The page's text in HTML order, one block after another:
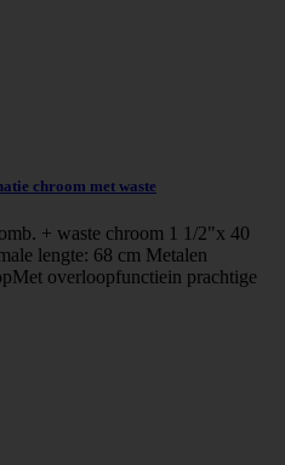
chroom met waste
+ waste chroom 1 1/2"x 40
lengte: 68 cm Metalen
overloopfunctiein prachtige